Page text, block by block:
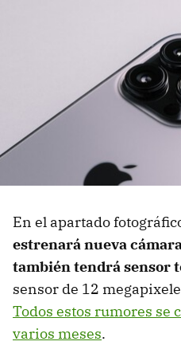
En el apartado
estrenará nueva
también tendrá sensor
sensor de 12
Todos estos rumores se
varios meses.